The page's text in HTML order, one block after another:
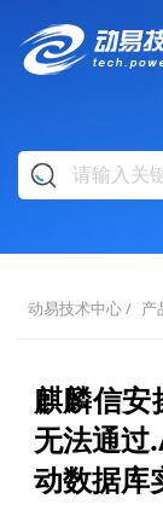
动易技术中心/ 产
麒麟信
无法通过
动数据库